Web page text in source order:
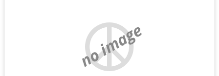
no image